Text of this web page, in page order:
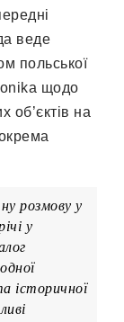
веде
польської
щодо
об’єктів на
розмову у
у
історичної